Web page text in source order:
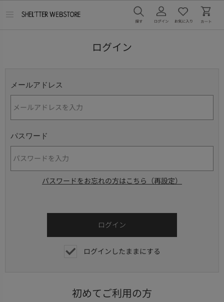
ログイン
メールアドレス
パスワード
パスワードをお忘れの方はこちら（再設定）
ログインしたままにする
初めてご利用の方